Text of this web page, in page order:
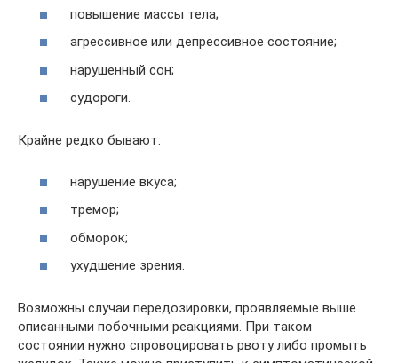
повышение массы тела;
агрессивное или депрессивное состояние;
нарушенный сон;
судороги.
Крайне редко бывают:
нарушение вкуса;
тремор;
обморок;
ухудшение зрения.
Возможны случаи передозировки, проявляемые выше
описанными побочными реакциями. При таком
состоянии нужно спровоцировать рвоту либо промыть